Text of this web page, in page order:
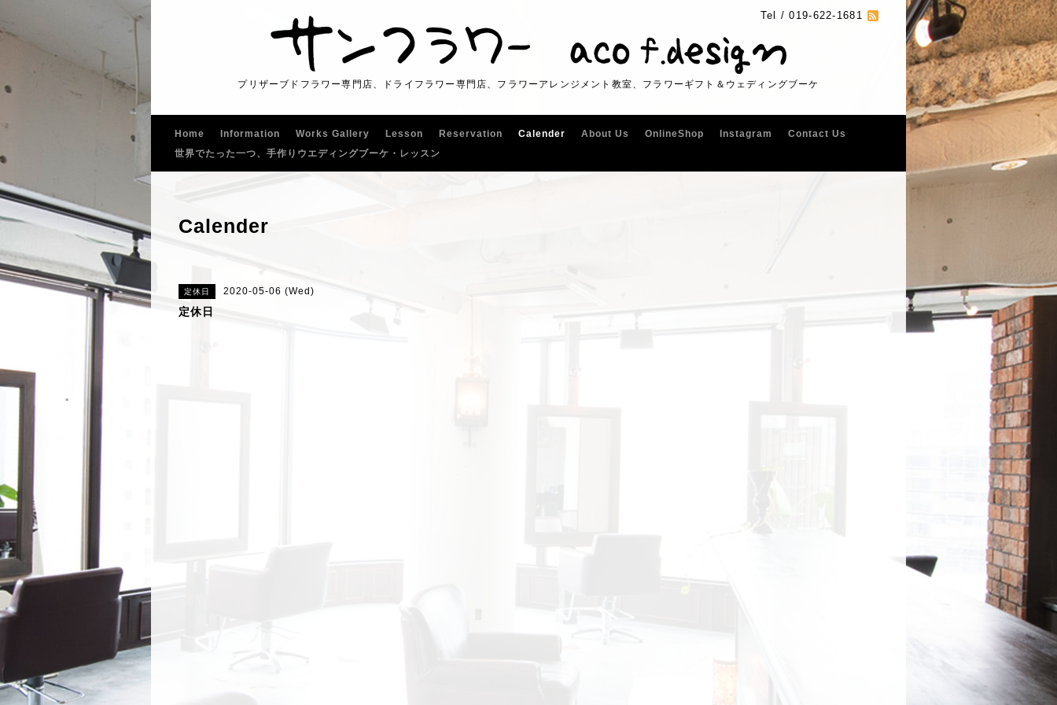
Tel /019-622-1681
プリザーブドフラワー専門店、ドライフラワー専門店、フラワーアレンジメント教室、フラワーギフト＆ウェディングブーケ
Home Information Works Gallery Lesson Reservation Calender About Us OnlineShop Instagram
Contact Us
世界でたった一つ、手作りウエディングブーケ・レッスン
Calender
定休日 2020-05-06 (Wed)
定休日